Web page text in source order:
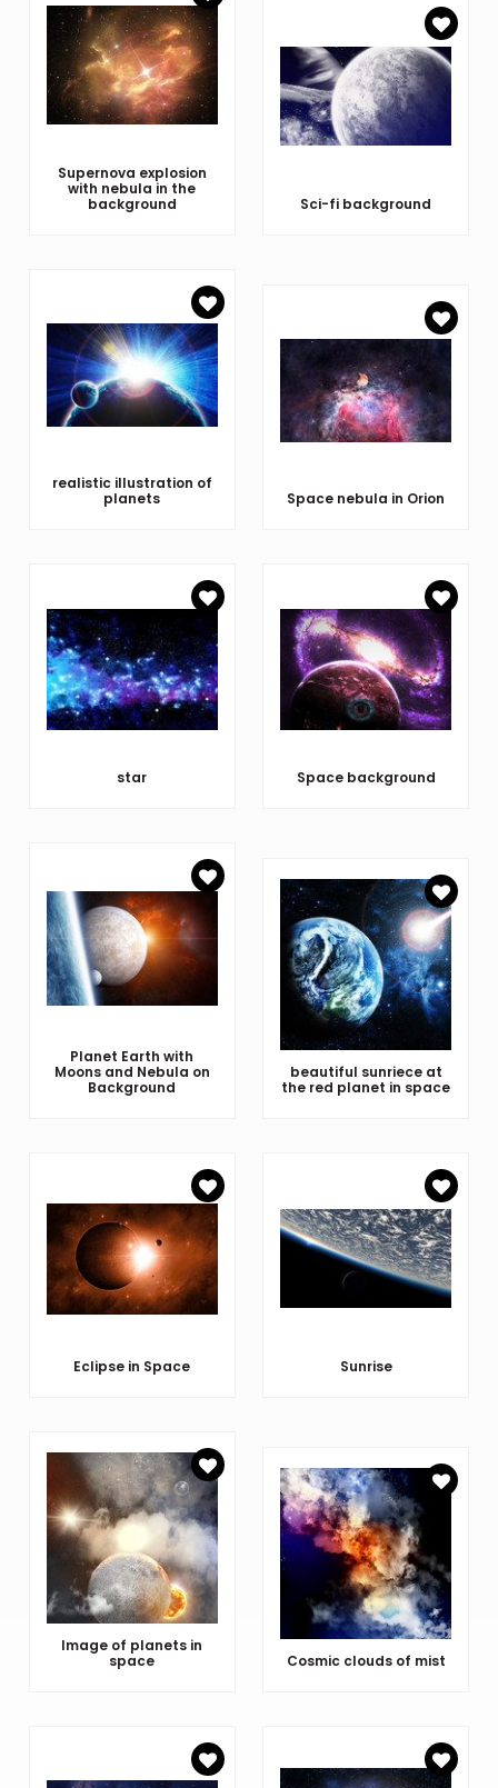
Supernova explosion
with nebula in the
background
Sci-fi background
realistic illustration of
planets
Space nebula in Orion
star Space background
Planet Earth with
Moons and Nebula on
Background
beautiful sunriece at
the red planet in space
Eclipse in Space Sunrise
Image of planets in
space
Cosmic clouds of mist